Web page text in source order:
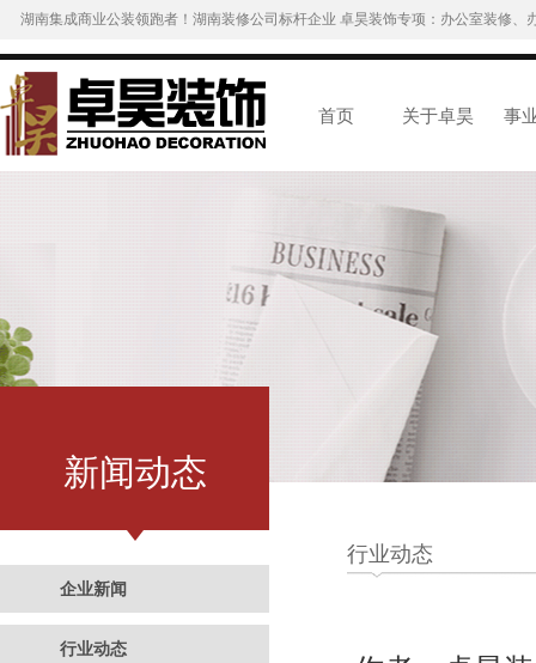
湖南集成商业公装领跑者！湖南装修公司标杆企业 卓昊装饰专项：办公室装修
首页 关于卓昊 事
新闻动态
企业新闻
行业动态
行业动态